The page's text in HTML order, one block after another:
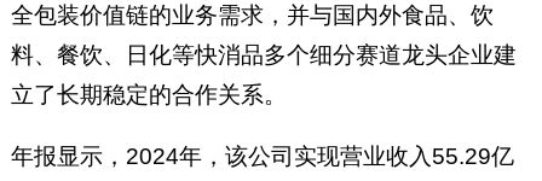
全包装价值链的业务需求，并与国内外食品、饮
料、餐饮、日化等快消品多个细分赛道龙头企业建
立了长期稳定的合作关系。
年报显示，2024年，该公司实现营业收入55.29亿